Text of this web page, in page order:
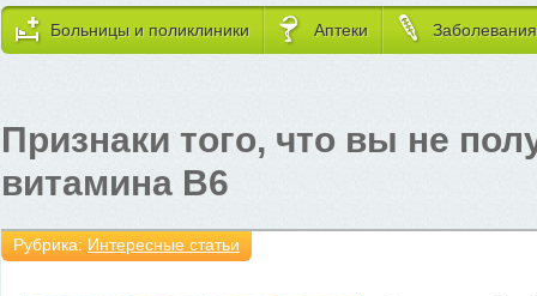
Больницы и поликлиники Аптеки Заболевания
Признаки того, что вы не
витамина B6
Рубрика: Интересные статьи